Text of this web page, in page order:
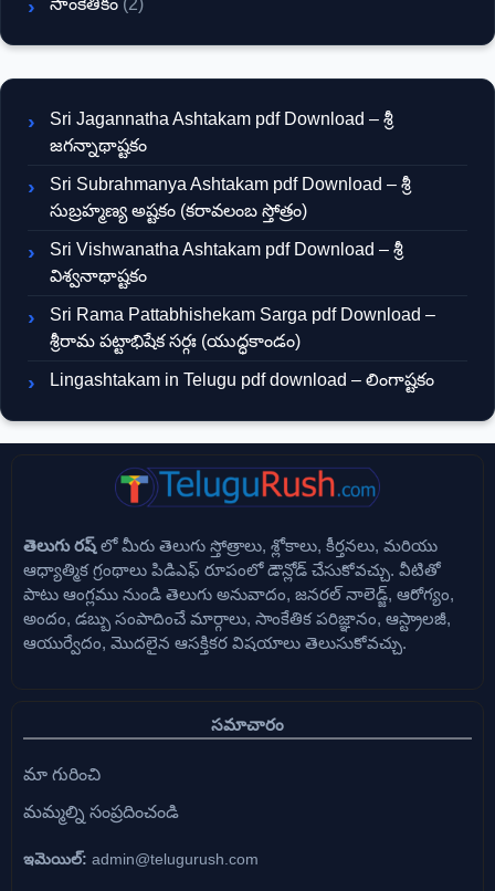
Sri Jagannatha Ashtakam pdf Download – శ్రీ
జగన్నాథాష్టకం
Sri Subrahmanya Ashtakam pdf Download – శ్రీ
సుబ్రహ్మణ్య అష్టకం (కరావలంబ స్తోత్రం)
Sri Vishwanatha Ashtakam pdf Download – శ్రీ
విశ్వనాథాష్టకం
Sri Rama Pattabhishekam Sarga pdf Download –
శ్రీరామ పట్టాభిషేక సర్గః (యుద్ధకాండం)
Lingashtakam in Telugu pdf download – లింగాష్టకం
తెలుగు రష్ లో మీరు తెలుగు స్తోత్రాలు, శ్లోకాలు, కీర్తనలు, మరియు
ఆధ్యాత్మిక గ్రంథాలు పిడిఎఫ్ రూపంలో డౌన్లోడ్ చేసుకోవచ్చు. వీటితో
పాటు ఆంగ్లము నుండి తెలుగు అనువాదం, జనరల్ నాలెడ్జ్, ఆరోగ్యం,
అందం, డబ్బు సంపాదించే మార్గాలు, సాంకేతిక పరిజ్ఞానం, ఆస్ట్రాలజీ,
ఆయుర్వేదం, మొదలైన ఆసక్తికర విషయాలు తెలుసుకోవచ్చు.
సమాచారం
మా గురించి
మమ్మల్ని సంప్రదించండి
ఇమెయిల్: admin@telugurush.com